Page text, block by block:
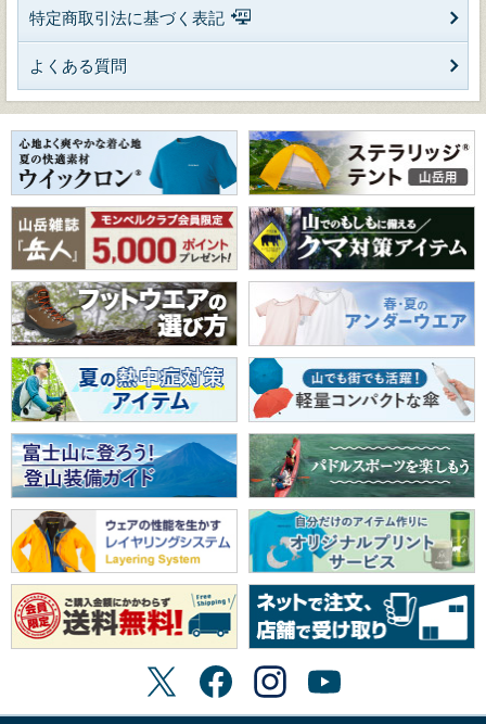
特定商取引法に基づく表記
よくある質問